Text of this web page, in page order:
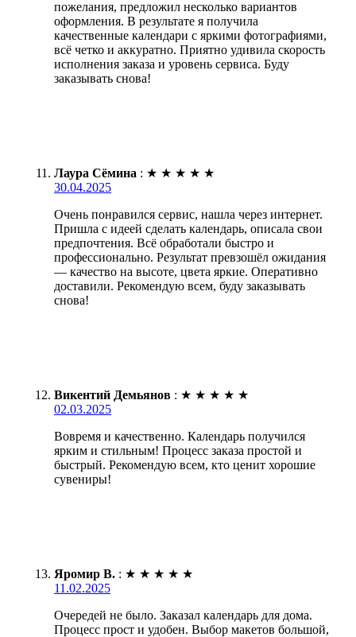
пожелания, предложил несколько вариантов
оформления. В результате я получила
качественные календари с яркими фотографиями,
всё четко и аккуратно. Приятно удивила скорость
исполнения заказа и уровень сервиса. Буду
заказывать снова!
Лаура Сёмина : ★ ★ ★ ★ ★
30.04.2025
Очень понравился сервис, нашла через интернет.
Пришла с идеей сделать календарь, описала свои
предпочтения. Всё обработали быстро и
профессионально. Результат превзошёл ожидания
— качество на высоте, цвета яркие. Оперативно
доставили. Рекомендую всем, буду заказывать
снова!
Викентий Демьянов : ★ ★ ★ ★ ★
02.03.2025
Вовремя и качественно. Календарь получился
ярким и стильным! Процесс заказа простой и
быстрый. Рекомендую всем, кто ценит хорошие
сувениры!
Яромир В. : ★ ★ ★ ★ ★
11.02.2025
Очередей не было. Заказал календарь для дома.
Процесс прост и удобен. Выбор макетов большой,